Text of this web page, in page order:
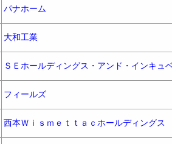
パナホーム
大和工業
ＳＥホールディングス・アンド・インキュ
フィールズ
西本Ｗｉｓｍｅｔｔａｃホールディングス